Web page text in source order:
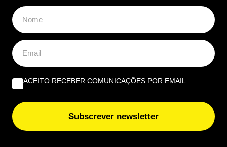
Novo livro de Fernando Messias analisa impacto da
inteligência artificial na prática jurídica
Praia de Faro recebe dois dias dedicados ao surf, às
motos e à música
Vem aí “chuva de lama”: Poeiras do Saara ‘invadem’
Portugal a partir desta data e estas serão as regiões
afetadas
ACEITO RECEBER COMUNICAÇÕES POR EMAIL
Subscrever newsletter